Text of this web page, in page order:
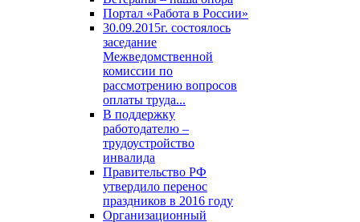
Портал «Работа в России»
30.09.2015г. состоялось
заседание
Межведомственной
комиссии по
рассмотрению вопросов
оплаты труда...
В поддержку
работодателю –
трудоустройство
инвалида
Правительство РФ
утвердило перенос
праздников в 2016 году
Организационный